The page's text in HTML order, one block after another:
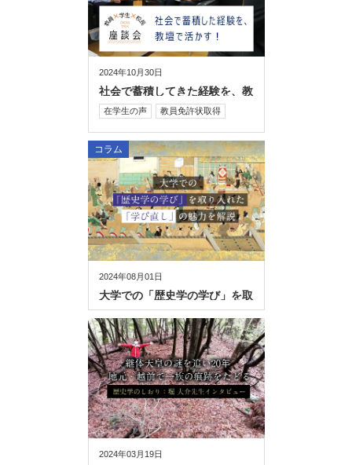
2024年10月30日
社会で蓄積してきた経験を、教
壇で活かす！
在学生の声 教員免許状取得
コラム
2024年08月01日
大学での「歴史学の学び」を取
り入れた「学び直し」の魅力を
解説
2024年03月19日